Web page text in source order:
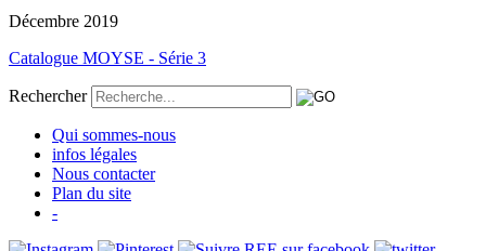
Décembre 2019
Catalogue MOYSE - Série 3
Rechercher
Qui sommes-nous
infos légales
Nous contacter
Plan du site
-